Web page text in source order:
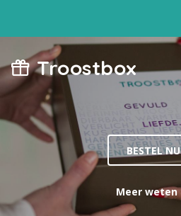
Troostbox
BESTEL NU
Meer weten